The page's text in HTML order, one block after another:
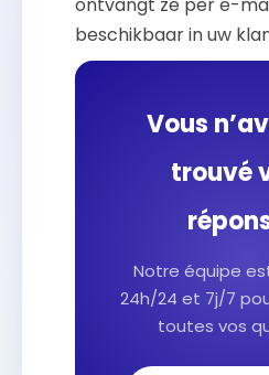
beschikbaar in uw
Vous
trouvé
Notre équipe
24h/24 et 7j/7
toutes vos